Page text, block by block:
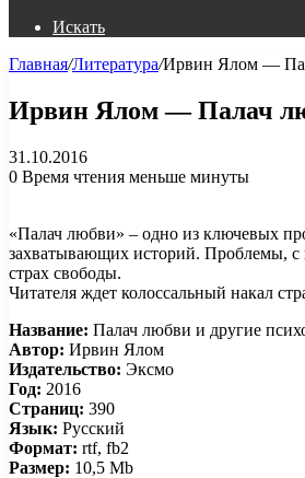
Искать
Главная/Литература/Ирвин Ялом —
Ирвин Ялом — Палач
31.10.2016
0 Время чтения меньше минуты
«Палач любви» – одно из ключевых
захватывающих историй. Проблемы, с
страх свободы.
Читателя ждет колоссальный накал
Название: Палач любви и другие
Автор: Ирвин Ялом
Издательство: Эксмо
Год: 2016
Страниц: 390
Язык: Русский
Формат: rtf, fb2
Размер: 10,5 Mb